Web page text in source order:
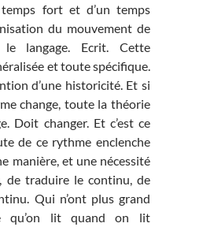
temps fort et d’un temps
du mouvement de
langage. Ecrit. Cette
et toute spécifique.
d’une historicité. Et si
change, toute la théorie
Doit changer. Et c’est ce
de ce rythme enclenche
manière, et une nécessité
de traduire le continu, de
Qui n’ont plus grand
qu’on lit quand on lit